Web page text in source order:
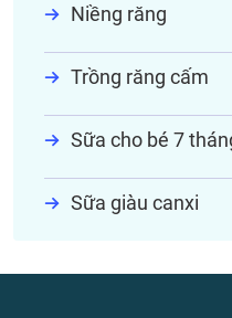
Niềng răng
Trồng răng cấm
Sữa cho bé 7
Sữa giàu canxi